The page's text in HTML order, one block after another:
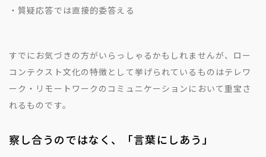
・質疑応答では直接的委答える
すでにお気づきの方がいらっしゃるかもしれませんが、ロー
コンテクスト文化の特徴として挙げられているものはテレワ
ーク・リモートワークのコミュニケーションにおいて重宝さ
れるものです。
察し合うのではなく、「言葉にしあう」